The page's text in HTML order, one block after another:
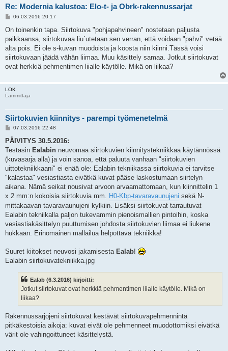
Re: Modernia kalustoa: Elo-t- ja Obrk-rakennussarjat
V
e
t
i
06.03.2016 20:17
On toinenkin tapa. Siirtokuva "pohjapahvineen" nostetaan paljusta
paikkaansa, siirtokuvaa liu´utetaan sen verran, että voidaan "pahvi" vetää
alta pois. Ei ole s-kuvan muodoista ja koosta niin kiinni.Tässä voisi
siirtokuvaan jäädä vähän liimaa. Muu käsittely samaa. Jotkut siirtokuvat
ovat herkkiä pehmentimen liialle käytölle. Mikä on liikaa?
LOK
Lämmittäjä
Siirtokuvien kiinnitys - parempi työmenetelmä
V
e
t
i
07.03.2016 22:48
PÄIVITYS 30.5.2016:
Testasin Ealabin neuvomaa siirtokuvien kiinnitystekniikkaa käytännössä
(kuvasarja alla) ja voin sanoa, että paluuta vanhaan "siirtokuvien
uittotekniikkaani" ei enää ole: Ealabin tekniikassa siirtokuvia ei tarvitse
"kalastaa" vesiastiasta eivätkä kuvat pääse laskostumaan siirtelyn
aikana. Nämä seikat nousivat arvoon arvaamattomaan, kun kiinnittelin 1
x 2 mm:n kokoisia siirtokuvia mm. H0-Kbp-tavaravaunujeni sekä N-
mittakaavan tavaravaunujeni kylkiin. Lisäksi siirtokuvat tarrautuvat
Ealabin tekniikalla paljon tukevammin pienoismallien pintoihin, koska
vesiastiakäsittelyn puuttumisen johdosta siirtokuvien liimaa ei liukene
hukkaan. Erinomainen mallailua helpottava tekniikka!
Suuret kiitokset neuvosi jakamisesta Ealab!
Ealabin siirtokuvatekniikka.jpg
Ealab (6.3.2016) kirjoitti:
Jotkut siirtokuvat ovat herkkiä pehmentimen liialle käytölle. Mikä on
liikaa?
Rakennussarjojeni siirtokuvat kestävät siirtokuvapehmennintä
pitkäkestoisia aikoja: kuvat eivät ole pehmenneet muodottomiksi eivätkä
värit ole vahingoittuneet käsittelystä.